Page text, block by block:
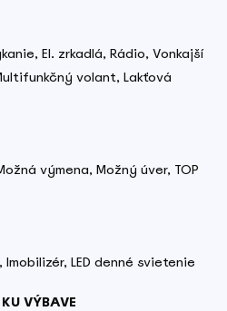
El. zrkadlá, Rádio, Vonkajší
volant, Lakťová
výmena, Možný úver, TOP
LED denné svietenie
VÝBAVE